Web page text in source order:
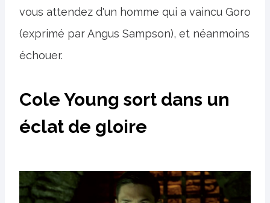
vous attendez d'un homme qui a vaincu Goro
(exprimé par Angus Sampson), et néanmoins
échouer.
Cole Young sort dans un
éclat de gloire